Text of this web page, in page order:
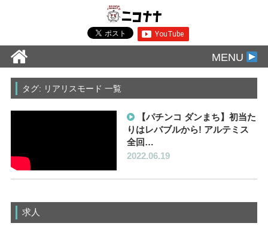
MENU
タグ: リアリスモード 一覧
【パチンコ ダンまち】初当た
りはレバブルから! アルテミス
全回…
2022.06.19
求人